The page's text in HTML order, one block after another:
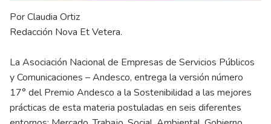
Por Claudia Ortiz
Redacción Nova Et Vetera.
La Asociación Nacional de Empresas de Servicios Públicos
y Comunicaciones – Andesco, entrega la versión número
17° del Premio Andesco a la Sostenibilidad a las mejores
prácticas de esta materia postuladas en seis diferentes